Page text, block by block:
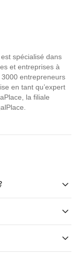
spécialisé dans
et entreprises à
entrepreneurs
en tant qu’expert
la filiale